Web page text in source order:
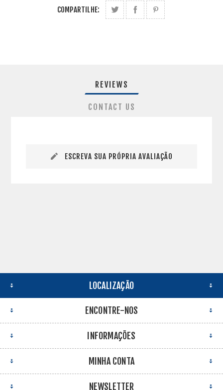
COMPARTILHE:
REVIEWS
CONTACT US
ESCREVA SUA PRÓPRIA AVALIAÇÃO
LOCALIZAÇÃO
ENCONTRE-NOS
INFORMAÇÕES
MINHA CONTA
NEWSLETTER